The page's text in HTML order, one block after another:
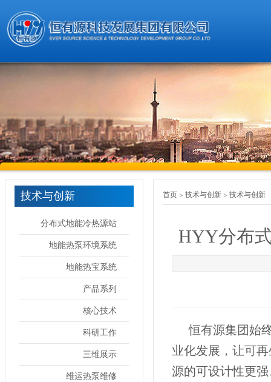
技术与创新
分布式地能冷热源站
地能热泵环境系统
地能热宝系统
产品系列
核心技术
科研工作
三维展示
维运热泵维修
首页 技术与创新 技术与创新
HYY分布
恒有源集团始
业化发展，让可
源的可设计性更